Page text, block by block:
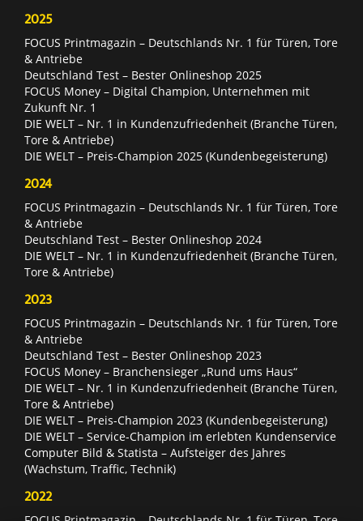
2025
FOCUS Printmagazin – Deutschlands Nr. 1 für Türen, Tore
& Antriebe
Deutschland Test – Bester Onlineshop 2025
FOCUS Money – Digital Champion, Unternehmen mit
Zukunft Nr. 1
DIE WELT – Nr. 1 in Kundenzufriedenheit (Branche Türen,
Tore & Antriebe)
DIE WELT – Preis-Champion 2025 (Kundenbegeisterung)
2024
FOCUS Printmagazin – Deutschlands Nr. 1 für Türen, Tore
& Antriebe
Deutschland Test – Bester Onlineshop 2024
DIE WELT – Nr. 1 in Kundenzufriedenheit (Branche Türen,
Tore & Antriebe)
2023
FOCUS Printmagazin – Deutschlands Nr. 1 für Türen, Tore
& Antriebe
Deutschland Test – Bester Onlineshop 2023
FOCUS Money – Branchensieger „Rund ums Haus“
DIE WELT – Nr. 1 in Kundenzufriedenheit (Branche Türen,
Tore & Antriebe)
DIE WELT – Preis-Champion 2023 (Kundenbegeisterung)
DIE WELT – Service-Champion im erlebten Kundenservice
Computer Bild & Statista – Aufsteiger des Jahres
(Wachstum, Traffic, Technik)
2022